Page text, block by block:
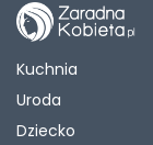
Kuchnia
Uroda
Dziecko